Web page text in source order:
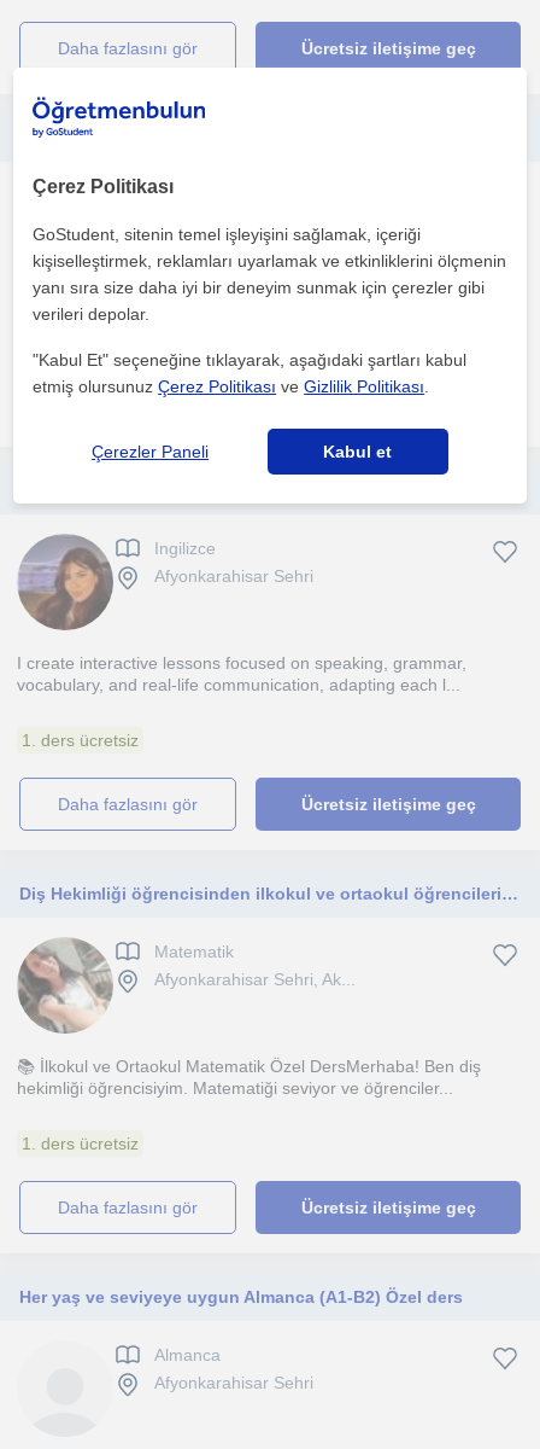
daha fazlasını gör Ücretsiz iletişime geç
Ilkokul
Afyonkarahisar Sehri
Derslerimi öğrencinin seviyesine göre planlıyor, eksik olduğu
daha fazlasını gör Ücretsiz iletişime geç
Ingilizce
Afyonkarahisar Sehri
I create interactive lessons focused on speaking, grammar,
vocabulary, and real-life communication, adapting each l...
1. ders ücretsiz
daha fazlasını gör Ücretsiz iletişime geç
Diş Hekimliği öğrencisinden ilkokul ve ortaokul öğrencilerine matematik dersi
Matematik
Afyonkarahisar Sehri, Ak...
📚 İlkokul ve Ortaokul Matematik Özel DersMerhaba! Ben diş
hekimliği öğrencisiyim. Matematiği seviyor ve öğrenciler...
1. ders ücretsiz
daha fazlasını gör Ücretsiz iletişime geç
Her yaş ve seviyeye uygun Almanca (A1-B2) Özel ders
Almanca
Afyonkarahisar Sehri
Çerez Politikası
GoStudent, sitenin temel işleyişini sağlamak, içeriği
kişiselleştirmek, reklamları uyarlamak ve etkinliklerini ölçmenin
yanı sıra size daha iyi bir deneyim sunmak için çerezler gibi
verileri depolar.
"Kabul Et" seçeneğine tıklayarak, aşağıdaki şartları kabul
etmiş olursunuzÇerez Politikası veGizlilik Politikası
Çerezler Paneli Kabul et